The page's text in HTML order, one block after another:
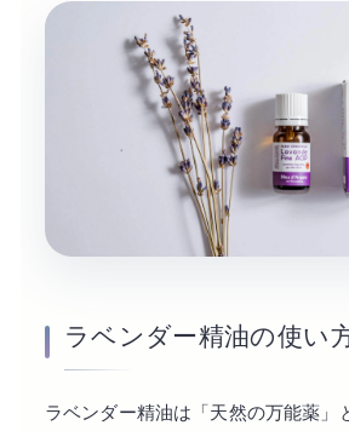
ラベンダー精油の使い
ラベンダー精油は「天然の万能薬」